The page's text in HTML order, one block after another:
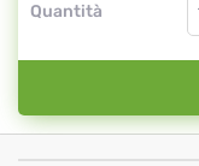
Quantità